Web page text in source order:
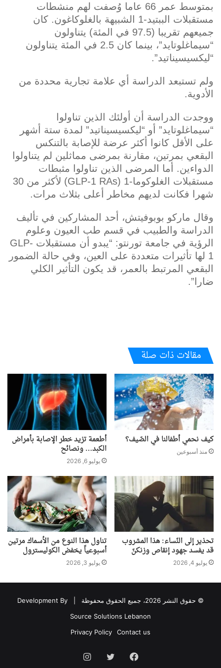
بمتوسط ​​عمر 66 عاما وُصفت لهم منشطات
مستقبلات الببتيد-1 الشبيهة بالغلوكاغون. كان
جميعهم تقريبا (97.5 في المئة) يتناولون
“سيماغلوتايد”، بينما كان 2.5 في المئة يتناولون
“ليكسيسيناتيد”.
ولم تستبعد الدراسة أي علامة تجارية محددة من
الأدوية.
ووجدت الدراسة أن أولئك الذين تناولوا
“سيماغلوتايد” أو “ليكسيسيناتيد” لمدة ستة أشهر
على الأقل كانوا أكثر عرضة للإصابة بالتنكس
البقعي بمرتين، مقارنة بمرضى مماثلين لم يتناولوا
الدواءين. أما المرضى الذين تناولوا مثبطات
مستقبلات الغلوكوما-1 (GLP-1 RAs) لأكثر من 30
شهرا فكانت لديهم مخاطر أعلى بثلاث مرات.
وقال ماركو بوبوفيتش، أحد المشاركين في تأليف
الدراسة والطبيب في قسم طب العيون وعلوم
الرؤية في جامعة تورنتو: “يبدو أن مستقبلات GLP-
1 لها تأثيرات متعددة على العين، وفي حالة الضمور
البقعي المرتبط بالعمر، قد يكون التأثير الكلي
ضارا”.
مقالات ذات صلة
كيف نحمي أطفالنا في الصّيف؟
منذ أسبوعين
أطعمة تزيد خطر الإصابة بأمراض
الكبد… ونصائح
يوليو 6, 2026
تحذير إلى النّساء: هذا المشروب
قد يفسد جهود إنقاص وزنكنّ
يوليو 4, 2026
تناول هذا النوع من الأسماك مرتين
أسبوعياً يخفض الكوليسترول
يوليو 3, 2026
© حقوق النشر 2026، جميع الحقوق محفوظة |
Development By
Source Solutions Lebanon
Contact us
Privacy Policy
فيسبوك تويتر انستقرام